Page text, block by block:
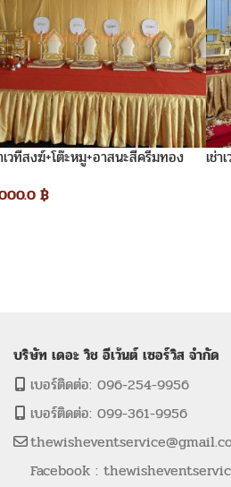
เวทีสงฆ์+โต๊ะหมู+อาสนะสีครีมทอง
฿
เช่า
บริษัท เดอะ วิช อีเว้นต์ เซอร์วิส จำกัด
เบอร์ติดต่อ: 096-254-9956
เบอร์ติดต่อ: 099-361-9956
Facebook :